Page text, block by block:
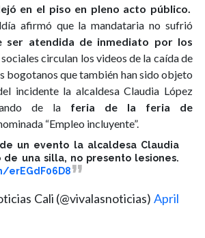
en el piso en pleno acto público.
afirmó que la mandataria no sufrió
ser atendida de inmediato por los
sociales circulan los videos de la caída de
bogotanos que también han sido objeto
incidente la alcaldesa Claudia López
de la feria de la feria de
“Empleo incluyente”.
un evento la alcaldesa Claudia
de una silla, no presento lesiones.
erEGdF06D8
Cali (@vivalasnoticias) April